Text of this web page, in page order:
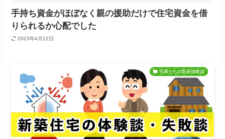
手持ち資金がほぼなく親の援助だけで住宅資金を借
りられるか心配でした
2023年4月22日
先輩たちの新築体験談